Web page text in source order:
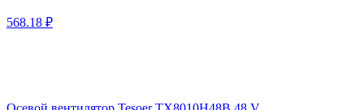
568.18 ₽